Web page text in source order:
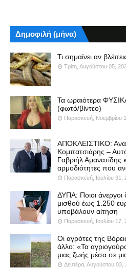
Δημοφιλή (μήνα)
Τι σημαίνει αν
Τρίτη, Αυγούστου 05,
Τα ωραιότερα
(φωτό/βίντεο)
Παρασκευή, Νοεμβρίου
ΑΠΟΚΛΕΙΣΤΙΚΟ:
Κομπατσιάρης –
Γαβριήλ Αμανατίδης
αρμοδιότητες που
Παρασκευή, Ιουλίου 31,
ΔΥΠΑ: Ποιοι άνεργοι
μισθού έως 1.250
υποβάλουν αίτηση
Παρασκευή, Ιουλίου 17,
Οι αγρότες της
άλλο: «Τα
μιας ζωής μέσα σε
Δευτέρα, Αυγούστου 03,